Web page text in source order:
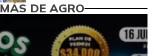
MÁS DE AGRO